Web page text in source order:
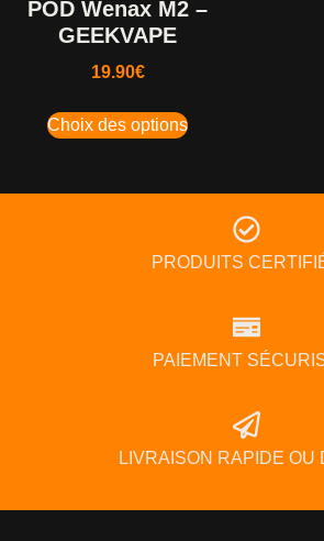
POD Wenax M2 –
GEEKVAPE
19.90€
Choix des options
PRODUITS
PAIEMENT
LIVRAISON RAPIDE OU